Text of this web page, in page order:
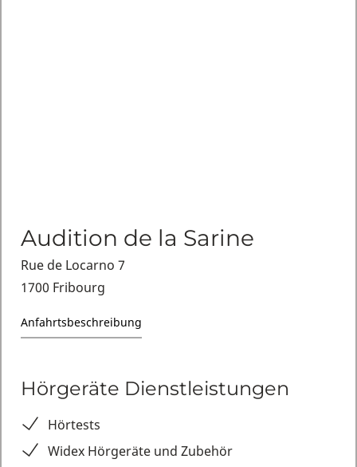
Audition de la Sarine
Rue de Locarno 7
1700 Fribourg
Anfahrtsbeschreibung
Hörgeräte Dienstleistungen
Hörtests
Widex Hörgeräte und Zubehör